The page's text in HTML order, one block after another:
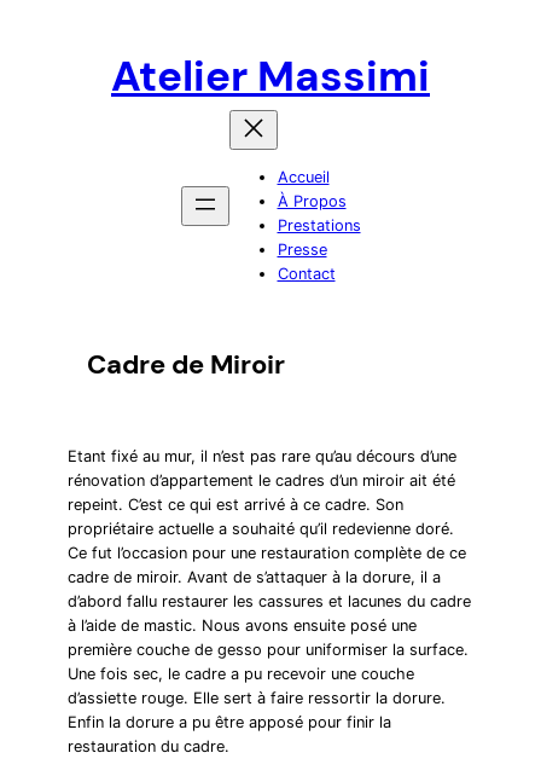
Atelier Massimi
Accueil
À Propos
Prestations
Presse
Contact
Cadre de Miroir
Etant fixé au mur, il n’est pas rare qu’au décours d’une
rénovation d’appartement le cadres d’un miroir ait été
repeint. C’est ce qui est arrivé à ce cadre. Son
propriétaire actuelle a souhaité qu’il redevienne doré.
Ce fut l’occasion pour une restauration complète de ce
cadre de miroir. Avant de s’attaquer à la dorure, il a
d’abord fallu restaurer les cassures et lacunes du cadre
à l’aide de mastic. Nous avons ensuite posé une
première couche de gesso pour uniformiser la surface.
Une fois sec, le cadre a pu recevoir une couche
d’assiette rouge. Elle sert à faire ressortir la dorure.
Enfin la dorure a pu être apposé pour finir la
restauration du cadre.